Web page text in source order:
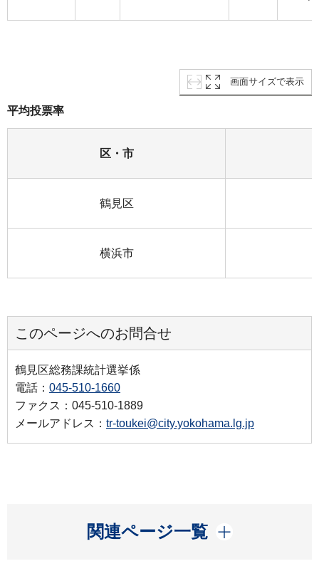
画面サイズで表示
平均投票率
区・市
鶴見区
横浜市
このページへのお問合せ
鶴見区総務課統計選挙係
電話： 045-510-1660
ファクス：045-510-1889
メールアドレス： tr-toukei@city.yokohama.lg.jp
関連ページ一覧
開く